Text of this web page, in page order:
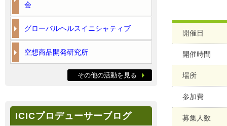
開催日
開催時間
場所
参加費
募集人数
会
グローバルヘルスイニシャティブ
空想商品開発研究所
その他の活動を見る
ICICプロデューサーブログ